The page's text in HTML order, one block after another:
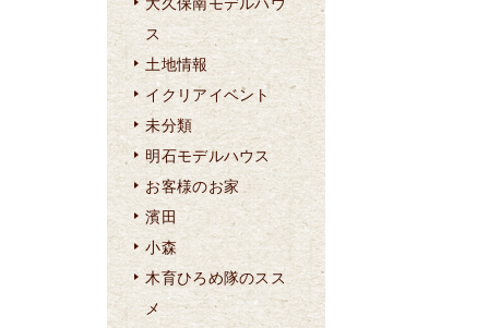
ス
土地情報
イクリアイベント
未分類
明石モデルハウス
お客様のお家
濱田
小森
木育ひろめ隊のスス
メ